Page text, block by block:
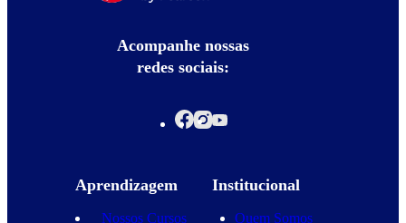
Acompanhe nossas
redes sociais:
Aprendizagem
Nossos Cursos
Institucional
Quem Somos